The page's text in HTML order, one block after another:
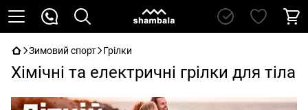
Зимовий спорт Грілки
Хімічні та електричні грілки для тіла